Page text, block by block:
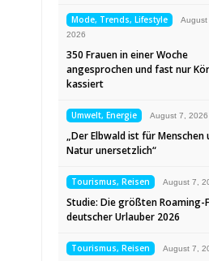
Mode, Trends, Lifestyle
August
2026
350 Frauen in einer Woche
angesprochen und fast nur
kassiert
Umwelt, Energie August 7, 2026
„Der Elbwald ist für Menschen
Natur unersetzlich“
Tourismus, Reisen August 7,
Studie: Die größten Roaming-
deutscher Urlauber 2026
Tourismus, Reisen August 7,